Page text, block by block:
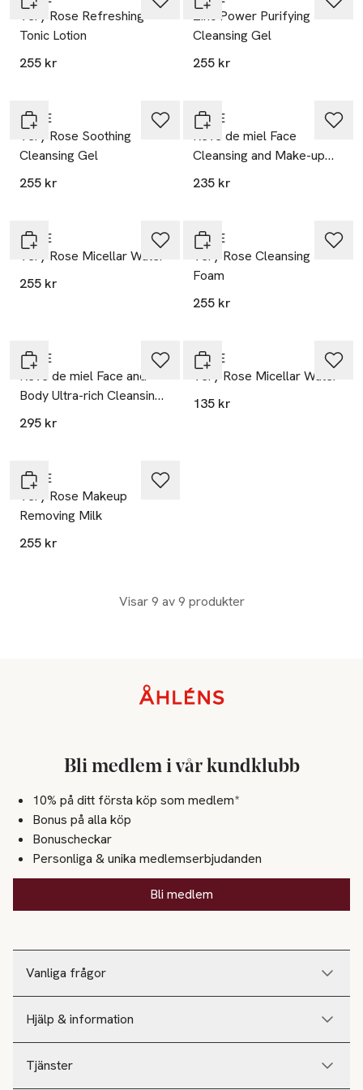
Very Rose Refreshing
Tonic Lotion
255 kr
Zinc Power Purifying
Cleansing Gel
255 kr
NUXE
Very Rose Soothing
Cleansing Gel
255 kr
NUXE
Rêve de miel Face
Cleansing and Make-up
Removing Gel, 200 ml
235 kr
NUXE
Very Rose Micellar Water
255 kr
NUXE
Very Rose Cleansing
Foam
255 kr
NUXE
Rêve de miel Face and
Body Ultra-rich Cleansing
Gel, 400 ml
295 kr
NUXE
Very Rose Micellar Water
135 kr
NUXE
Very Rose Makeup
Removing Milk
255 kr
Visar 9 av 9 produkter
Vanliga frågor
Hjälp & information
Tjänster
Bli medlem i vår kundklubb
10% på ditt första köp som medlem*
Bonus på alla köp
Bonuscheckar
Personliga & unika medlemserbjudanden
Bli medlem